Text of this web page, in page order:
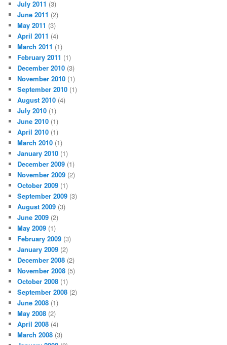
July 2011 (3)
June 2011 (2)
May 2011 (3)
April 2011 (4)
March 2011 (1)
February 2011 (1)
December 2010 (3)
November 2010 (1)
September 2010 (1)
August 2010 (4)
July 2010 (1)
June 2010 (1)
April 2010 (1)
March 2010 (1)
January 2010 (1)
December 2009 (1)
November 2009 (2)
October 2009 (1)
September 2009 (3)
August 2009 (3)
June 2009 (2)
May 2009 (1)
February 2009 (3)
January 2009 (2)
December 2008 (2)
November 2008 (5)
October 2008 (1)
September 2008 (2)
June 2008 (1)
May 2008 (2)
April 2008 (4)
March 2008 (3)